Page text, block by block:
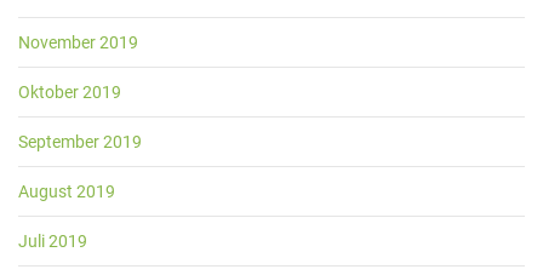
November 2019
Oktober 2019
September 2019
August 2019
Juli 2019